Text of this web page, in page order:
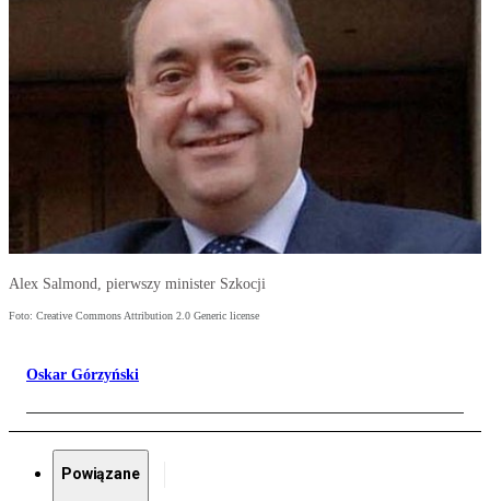
Alex Salmond, pierwszy minister Szkocji
Foto: Creative Commons Attribution 2.0 Generic license
Oskar Górzyński
Powiązane